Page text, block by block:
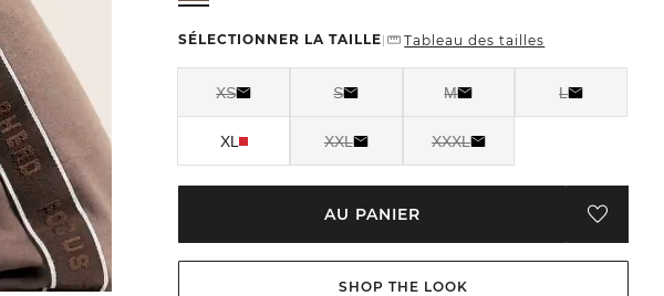
SÉLECTIONNER LA TAILLE| Tableau des tailles
XS S M L
XL XXL XXXL
AU PANIER
SHOP THE LOOK